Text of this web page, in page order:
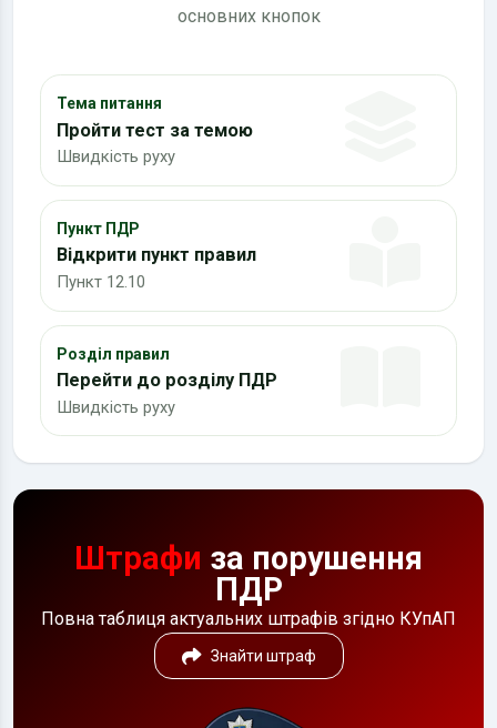
основних кнопок
Тема питання
Пройти тест за темою
Швидкість руху
Пункт ПДР
Відкрити пункт правил
Пункт 12.10
Розділ правил
Перейти до розділу ПДР
Швидкість руху
Штрафи за порушення
ПДР
Повна таблиця актуальних штрафів згідно КУпАП
Знайти штраф